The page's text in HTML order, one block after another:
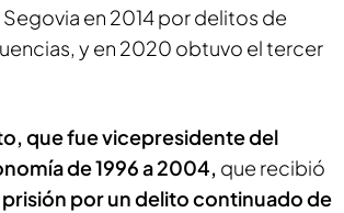
en 2014 por delitos de
y en 2020 obtuvo el tercer
que fue vicepresidente del
de 1996 a 2004, que recibió
por un delito continuado de